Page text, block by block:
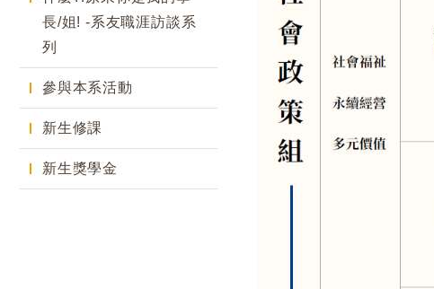
長/姐! -系友職涯訪談系
列
參與本系活動
新生修課
新生獎學金